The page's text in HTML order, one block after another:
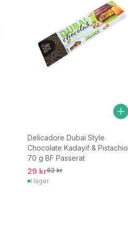
Delicadore Dubai Style
Chocolate Kadayif & Pistachio
70 g BF Passerat
29 kr62 kr
I lager